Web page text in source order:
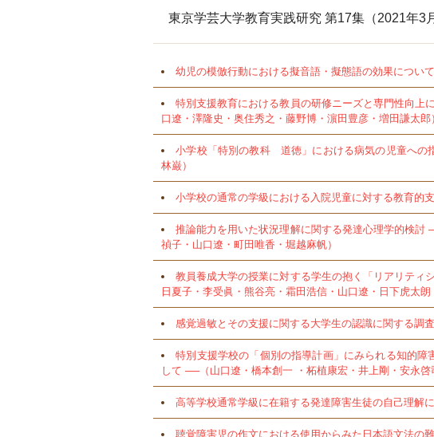
東京学芸大学教育実践研究 第17集（2021年3
幼児の模倣行動における擬音語・擬態語の効果につい
特別支援教育における教員の研修ニーズと専門性向
口遼・澤隆史・奥住秀之・藤野博・濵田豊彦・増田謙太郎
小学校「特別の教科 道徳」における病気の児童への
林巌）
小学校の通常の学級における入院児童に対する教育的
推論能力を用いた状況理解に関する発達心理学的検
禎子・山口遼・町田唯香・堀越麻帆）
教員養成大学の授業に対する学生の抱く「リアリテ
日夏子・李受眞・熊谷亮・霜田浩信・山口遼・日下虎太朗
感覚過敏とその支援に関する大学生の認識に関する調
特別支援学校の「個別の指導計画」にみられる知的
して ──（山口遼・橋本創一 ・柘植康宏・井上剛・安永啓
高等学校通常学級に在籍する発達障害生徒の自己理解
聴覚障害児の作文における使用からみた日本語文法の